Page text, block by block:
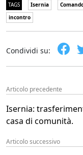
TAGS Isernia
incontro
Condividi su:
Articolo precedente
Isernia:
casa di comunità.
Articolo successivo